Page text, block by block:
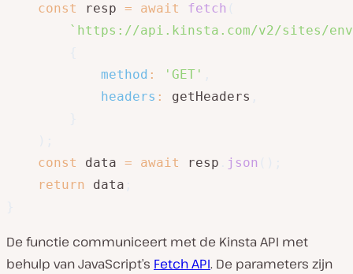
const
resp = await fetch
` https://api.kinsta.com/v2/sites/
method : 'GET'
headers : getHeaders
const
data = await resp json
return data
De functie communiceert met de Kinsta API met
behulp van JavaScript’s Fetch API. De parameters zijn